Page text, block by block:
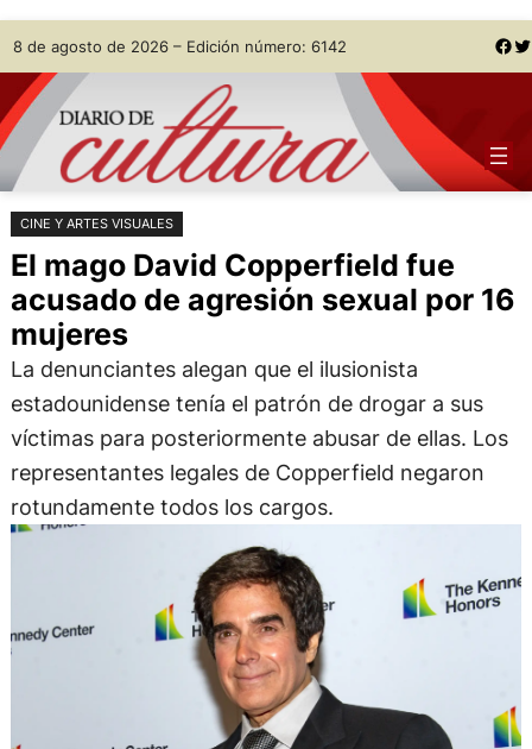
Saltar
al
contenido
Skip
to
content
8 de agosto de 2026 – Edición número: 6142 Facebook Twitter
CINE Y ARTES VISUALES
El mago David Copperfield fue
acusado de agresión sexual por 16
mujeres
La denunciantes alegan que el ilusionista
estadounidense tenía el patrón de drogar a sus
víctimas para posteriormente abusar de ellas. Los
representantes legales de Copperfield negaron
rotundamente todos los cargos.